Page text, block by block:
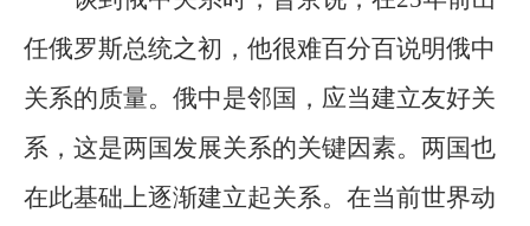
任俄罗斯总统之初，他很难百分百说明俄中
关系的质量。俄中是邻国，应当建立友好关
系，这是两国发展关系的关键因素。两国也
在此基础上逐渐建立起关系。在当前世界动